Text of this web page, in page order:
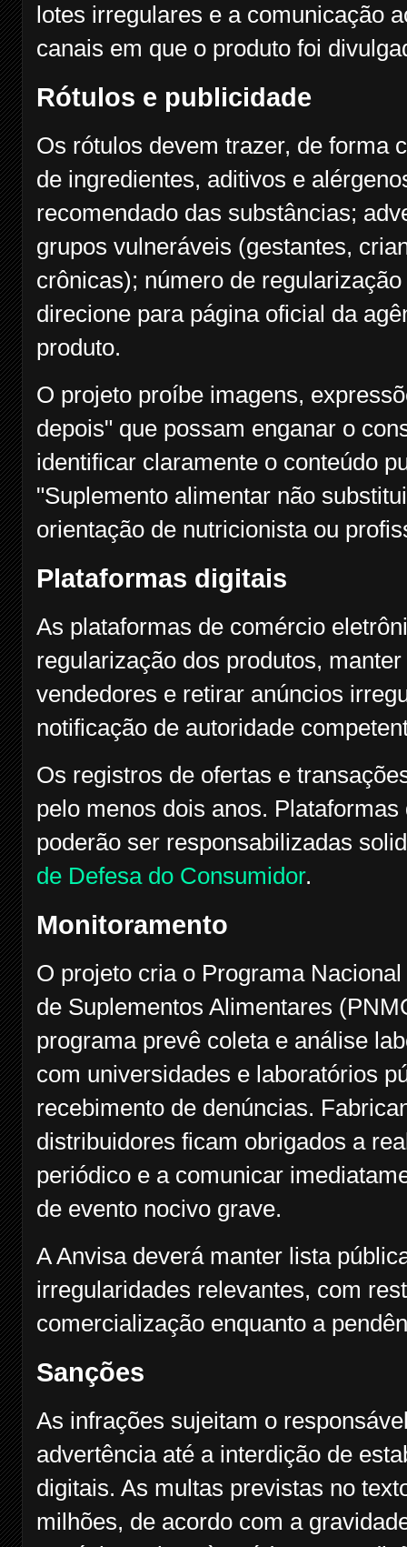
lotes irregulares e a comunicação
canais em que o produto foi
Rótulos e publicidade
Os rótulos devem trazer, de forma
de ingredientes, aditivos e
recomendado das substâncias;
grupos vulneráveis (gestantes,
crônicas); número de
direcione para página oficial da
produto.
O projeto proíbe imagens,
depois" que possam enganar o
identificar claramente o conteúdo
"Suplemento alimentar não
orientação de nutricionista ou
Plataformas digitais
As plataformas de comércio
regularização dos produtos,
vendedores e retirar anúncios
notificação de autoridade
Os registros de ofertas e
pelo menos dois anos.
poderão ser responsabilizadas
de Defesa do Consumidor.
Monitoramento
O projeto cria o Programa
de Suplementos Alimentares
programa prevê coleta e análise
com universidades e laboratórios
recebimento de denúncias.
distribuidores ficam obrigados a
periódico e a comunicar
de evento nocivo grave.
A Anvisa deverá manter lista
irregularidades relevantes, com
comercialização enquanto a
Sanções
As infrações sujeitam o
advertência até a interdição de
digitais. As multas previstas no
milhões, de acordo com a